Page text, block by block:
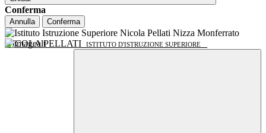
Conferma
Annulla Conferma
NICOLA PELLATI ISTITUTO D'ISTRUZIONE SUPERIORE